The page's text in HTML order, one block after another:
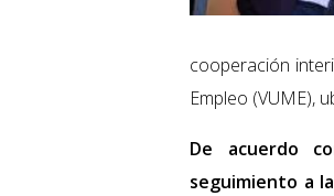
cooperación
Empleo (VUME),
De acuerdo
seguimiento a